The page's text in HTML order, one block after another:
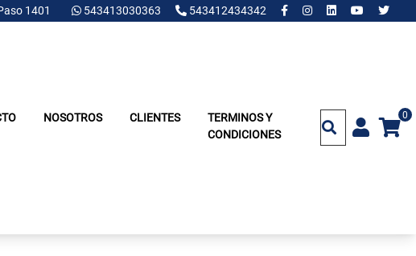
1401 543413030363 543412434342
NOSOTROS CLIENTES
TERMINOS Y
CONDICIONES
0